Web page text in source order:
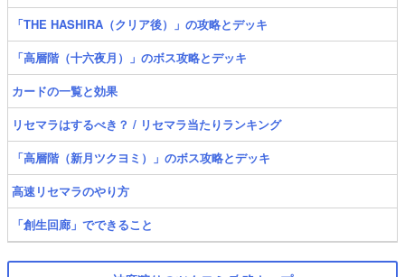
「THE HASHIRA（クリア後）」の攻略とデッキ
「高層階（十六夜月）」のボス攻略とデッキ
カードの一覧と効果
リセマラはするべき？ / リセマラ当たりランキング
「高層階（新月ツクヨミ）」のボス攻略とデッキ
高速リセマラのやり方
「創生回廊」でできること